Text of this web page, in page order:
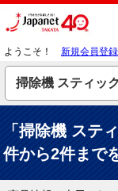
ようこそ！ 新規会員登
「掃除機 ステ
件から2件まで